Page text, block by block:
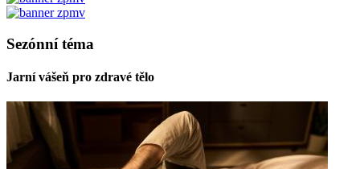
Sezónní téma
Jarní vášeň pro zdravé tělo